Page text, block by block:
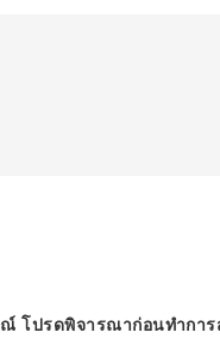
โปรดพิจารณาก่อนทำกา